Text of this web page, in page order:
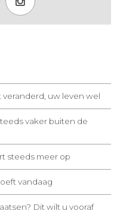
uw leven wel
vaker buiten de
steeds meer op
vandaag
Dit wilt u vooraf